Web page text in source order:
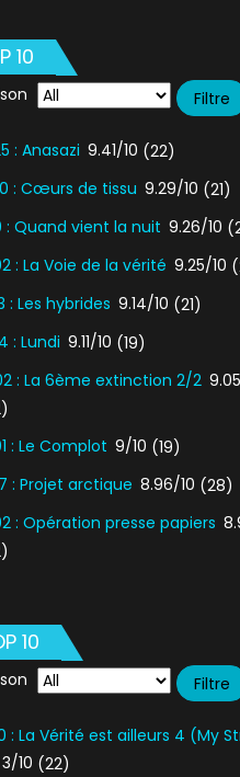
10
: Anasazi 9.41/10 (22)
: Cœurs de tissu 9.29/10 (21)
: Quand vient la nuit 9.26/10
: La Voie de la vérité 9.25/10
: Les hybrides 9.14/10 (21)
: Lundi 9.11/10 (19)
: La 6ème extinction 2/2
: Le Complot 9/10 (19)
: Projet arctique 8.96/10 (28)
: Opération presse papiers
10
: La Vérité est ailleurs 4 (My
3/10 (22)